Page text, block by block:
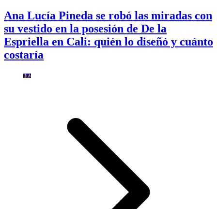
Ana Lucía Pineda se robó las miradas con
su vestido en la posesión de De la
Espriella en Cali: quién lo diseñó y cuánto
costaría